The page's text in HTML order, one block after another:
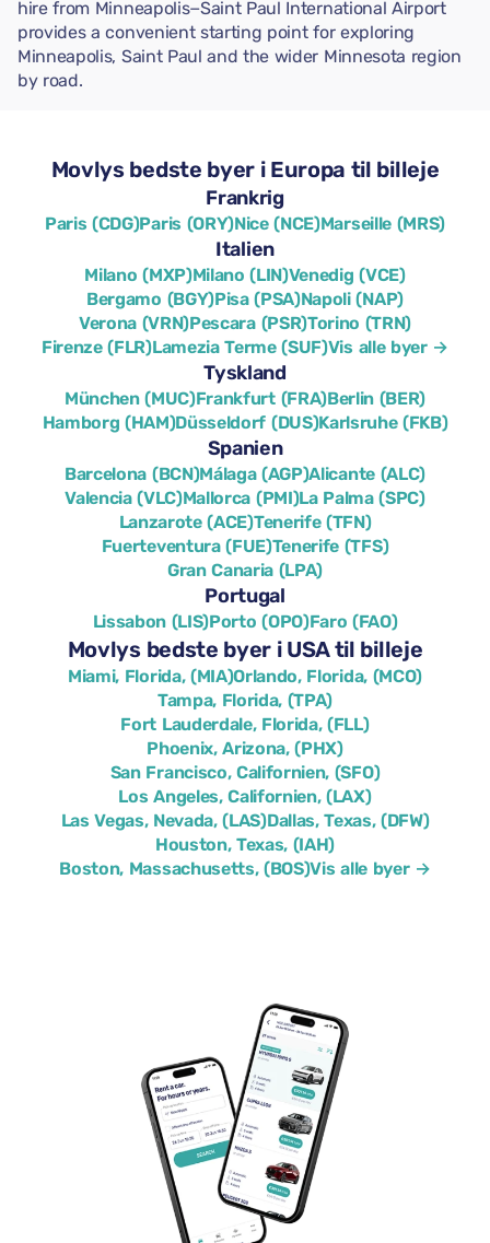
hire from Minneapolis−Saint Paul International Airport
provides a convenient starting point for exploring
Minneapolis, Saint Paul and the wider Minnesota region
by road.
Movlys bedste byer i Europa til billeje
Frankrig
Paris (CDG)Paris (ORY)Nice (NCE)Marseille (MRS)
Italien
Milano (MXP)Milano (LIN)Venedig (VCE)
Bergamo (BGY)Pisa (PSA)Napoli (NAP)
Verona (VRN)Pescara (PSR)Torino (TRN)
Firenze (FLR)Lamezia Terme (SUF)Vis alle byer →
Tyskland
München (MUC)Frankfurt (FRA)Berlin (BER)
Hamborg (HAM)Düsseldorf (DUS)Karlsruhe (FKB)
Spanien
Barcelona (BCN)Málaga (AGP)Alicante (ALC)
Valencia (VLC)Mallorca (PMI)La Palma (SPC)
Lanzarote (ACE)Tenerife (TFN)
Fuerteventura (FUE)Tenerife (TFS)
Gran Canaria (LPA)
Portugal
Lissabon (LIS)Porto (OPO)Faro (FAO)
Movlys bedste byer i USA til billeje
Miami, Florida, (MIA)Orlando, Florida, (MCO)
Tampa, Florida, (TPA)
Fort Lauderdale, Florida, (FLL)
Phoenix, Arizona, (PHX)
San Francisco, Californien, (SFO)
Los Angeles, Californien, (LAX)
Las Vegas, Nevada, (LAS)Dallas, Texas, (DFW)
Houston, Texas, (IAH)
Boston, Massachusetts, (BOS)Vis alle byer →